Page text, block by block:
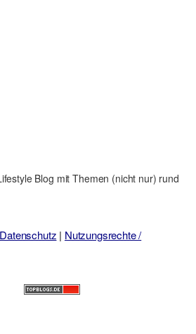
Blog mit Themen (nicht nur) rund
Datenschutz | Nutzungsrechte /